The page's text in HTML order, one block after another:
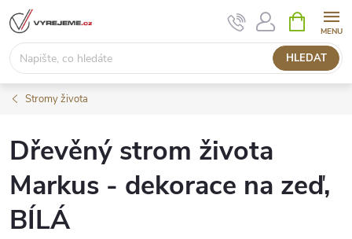
Přejít
na
obsah
HLEDAT
NÁKUPNÍ
KOŠÍK
Stromy života
Dřevěný strom života
Markus - dekorace na zeď,
BÍLÁ